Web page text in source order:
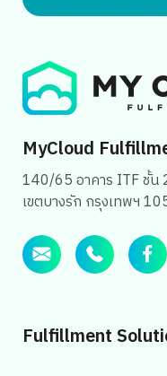
อิทธิพลต่อการตัดสินใจซื้
ซื้อรายอื่นเพื่อประกอบก
สินค้าช่วง สงกรานต์ เตรี
สงกรานต์ 2568 ? ข้อจำ
โหมดพักร้อน
ร้อน’ สำหรับช่องทางกา
เทศกาลสงกรานต์จะดูเ
ออนไลน์ที่ต้องการหยุดพั
ค้าก็ควรคำนึงถึงผลกระ
รอบด้าน เพราะการเปิ
ซ่อนจากผลการค้นหาขอ
เชิง […]
MyCloud
140/65 อาคาร ITF ชั้
เขตบางรัก กรุงเทพฯ
Fulfillment